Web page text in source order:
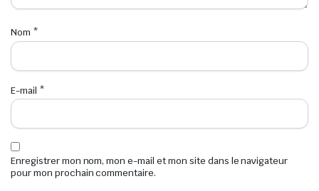
Nom *
E-mail *
Enregistrer mon nom, mon e-mail et mon site dans le navigateur
pour mon prochain commentaire.